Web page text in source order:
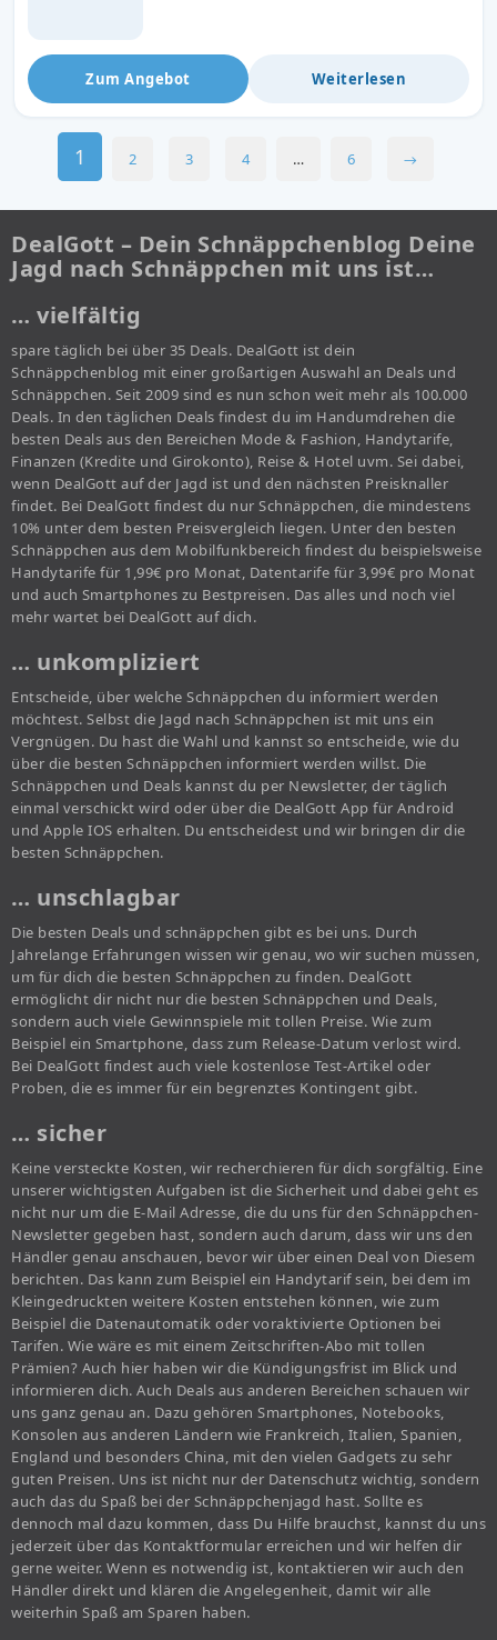
Zum Angebot Weiterlesen
1 2 3 4 … 6 →
DealGott – Dein Schnäppchenblog Deine
Jagd nach Schnäppchen mit uns ist…
… vielfältig
spare täglich bei über 35 Deals. DealGott ist dein
Schnäppchenblog mit einer großartigen Auswahl an Deals und
Schnäppchen. Seit 2009 sind es nun schon weit mehr als 100.000
Deals. In den täglichen Deals findest du im Handumdrehen die
besten Deals aus den Bereichen Mode & Fashion, Handytarife,
Finanzen (Kredite und Girokonto), Reise & Hotel uvm. Sei dabei,
wenn DealGott auf der Jagd ist und den nächsten Preisknaller
findet. Bei DealGott findest du nur Schnäppchen, die mindestens
10% unter dem besten Preisvergleich liegen. Unter den besten
Schnäppchen aus dem Mobilfunkbereich findest du beispielsweise
Handytarife für 1,99€ pro Monat, Datentarife für 3,99€ pro Monat
und auch Smartphones zu Bestpreisen. Das alles und noch viel
mehr wartet bei DealGott auf dich.
… unkompliziert
Entscheide, über welche Schnäppchen du informiert werden
möchtest. Selbst die Jagd nach Schnäppchen ist mit uns ein
Vergnügen. Du hast die Wahl und kannst so entscheide, wie du
über die besten Schnäppchen informiert werden willst. Die
Schnäppchen und Deals kannst du per Newsletter, der täglich
einmal verschickt wird oder über die DealGott App für Android
und Apple IOS erhalten. Du entscheidest und wir bringen dir die
besten Schnäppchen.
… unschlagbar
Die besten Deals und schnäppchen gibt es bei uns. Durch
Jahrelange Erfahrungen wissen wir genau, wo wir suchen müssen,
um für dich die besten Schnäppchen zu finden. DealGott
ermöglicht dir nicht nur die besten Schnäppchen und Deals,
sondern auch viele Gewinnspiele mit tollen Preise. Wie zum
Beispiel ein Smartphone, dass zum Release-Datum verlost wird.
Bei DealGott findest auch viele kostenlose Test-Artikel oder
Proben, die es immer für ein begrenztes Kontingent gibt.
… sicher
Keine versteckte Kosten, wir recherchieren für dich sorgfältig. Eine
unserer wichtigsten Aufgaben ist die Sicherheit und dabei geht es
nicht nur um die E-Mail Adresse, die du uns für den Schnäppchen-
Newsletter gegeben hast, sondern auch darum, dass wir uns den
Händler genau anschauen, bevor wir über einen Deal von Diesem
berichten. Das kann zum Beispiel ein Handytarif sein, bei dem im
Kleingedruckten weitere Kosten entstehen können, wie zum
Beispiel die Datenautomatik oder voraktivierte Optionen bei
Tarifen. Wie wäre es mit einem Zeitschriften-Abo mit tollen
Prämien? Auch hier haben wir die Kündigungsfrist im Blick und
informieren dich. Auch Deals aus anderen Bereichen schauen wir
uns ganz genau an. Dazu gehören Smartphones, Notebooks,
Konsolen aus anderen Ländern wie Frankreich, Italien, Spanien,
England und besonders China, mit den vielen Gadgets zu sehr
guten Preisen. Uns ist nicht nur der Datenschutz wichtig, sondern
auch das du Spaß bei der Schnäppchenjagd hast. Sollte es
dennoch mal dazu kommen, dass Du Hilfe brauchst, kannst du uns
jederzeit über das Kontaktformular erreichen und wir helfen dir
gerne weiter. Wenn es notwendig ist, kontaktieren wir auch den
Händler direkt und klären die Angelegenheit, damit wir alle
weiterhin Spaß am Sparen haben.